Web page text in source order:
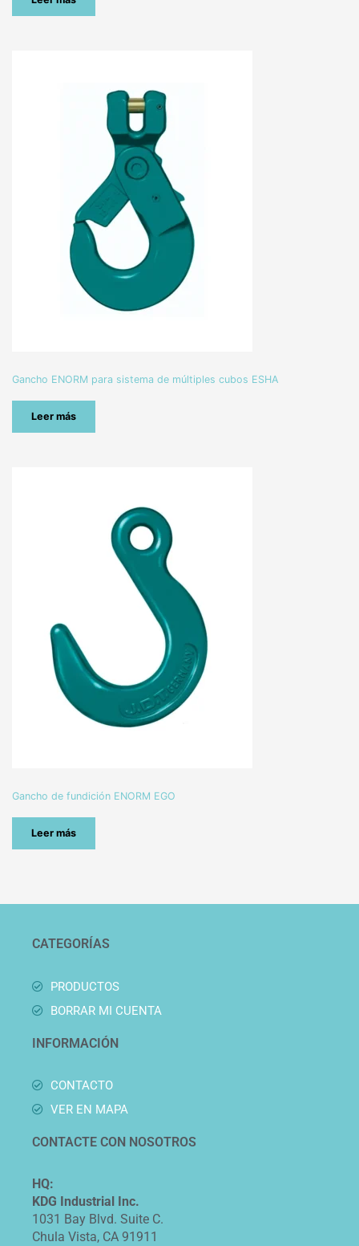
Gancho ENORM para sistema de múltiples cubos ESHA
Leer más
Gancho de fundición ENORM EGO
Leer más
CATEGORÍAS
PRODUCTOS
BORRAR MI CUENTA
INFORMACIÓN
CONTACTO
VER EN MAPA
CONTACTE CON NOSOTROS
HQ:
KDG Industrial Inc.
1031 Bay Blvd. Suite C.
Chula Vista, CA 91911